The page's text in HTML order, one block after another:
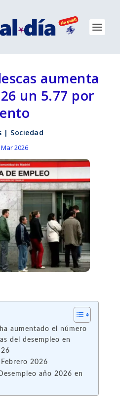
aumenta
un 5.77 por
| Sociedad
Mar 2026
aumentado el número
del desempleo en
26
2026
año 2026 en